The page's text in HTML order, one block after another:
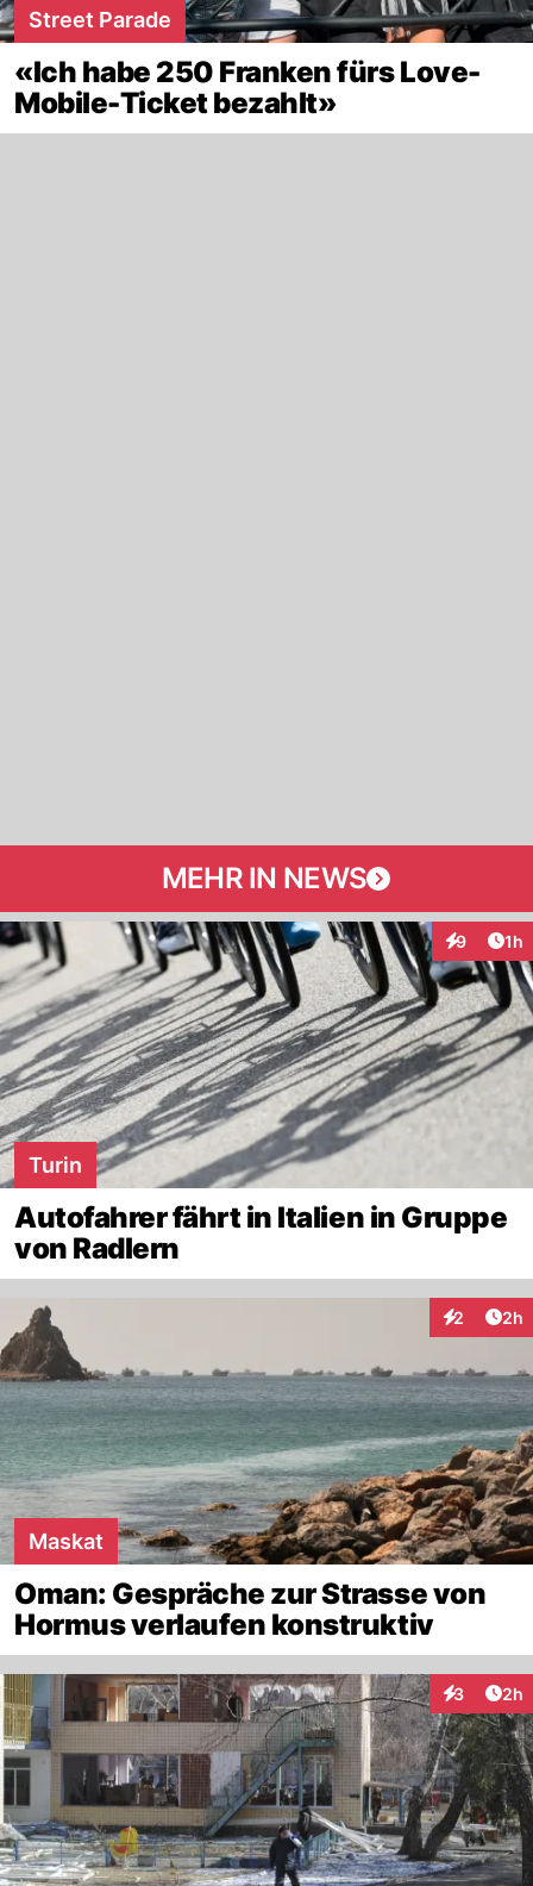
Street Parade
«Ich habe 250 Franken fürs Love-
Mobile-Ticket bezahlt»
MEHR IN NEWS
9 1h
Turin
Autofahrer fährt in Italien in Gruppe
von Radlern
2 2h
Maskat
Oman: Gespräche zur Strasse von
Hormus verlaufen konstruktiv
3 2h